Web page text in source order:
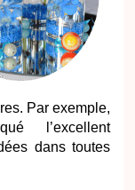
Par exemple,
l’excellent
dans toutes